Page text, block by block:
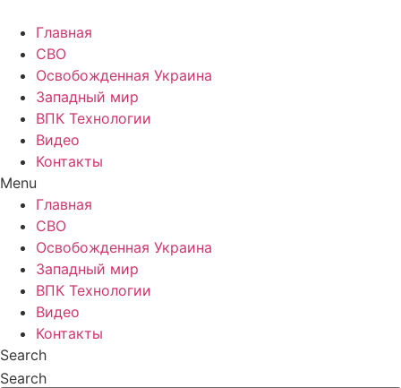
Главная
СВО
Освобожденная Украина
Западный мир
ВПК Технологии
Видео
Контакты
Menu
Главная
СВО
Освобожденная Украина
Западный мир
ВПК Технологии
Видео
Контакты
Search
Search